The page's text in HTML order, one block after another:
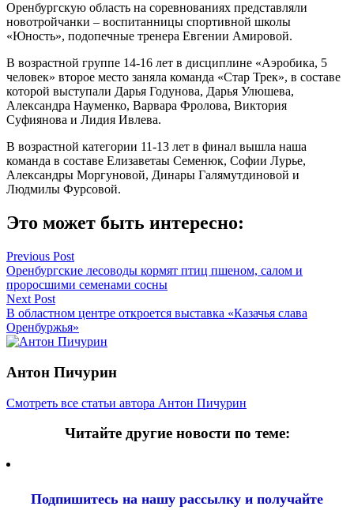
Оренбургскую область на соревнованиях представляли
новотройчанки – воспитанницы спортивной школы
«Юность», подопечные тренера Евгении Амировой.
В возрастной группе 14-16 лет в дисциплине «Аэробика, 5
человек» второе место заняла команда «Стар Трек», в составе
которой выступали Дарья Годунова, Дарья Улюшева,
Александра Науменко, Варвара Фролова, Виктория
Суфиянова и Лидия Ивлева.
В возрастной категории 11-13 лет в финал вышла наша
команда в составе Елизаветаы Семенюк, Софии Лурье,
Александры Моргуновой, Динары Галямутдиновой и
Людмилы Фурсовой.
Это может быть интересно:
Навигация
по
записям
Previous Post
Оренбургские лесоводы кормят птиц пшеном, салом и
проросшими семенами сосны
Next Post
В областном центре откроется выставка «Казачья слава
Оренбуржья»
Антон Пичурин
Смотреть все статьи автора Антон Пичурин
Читайте другие новости по теме:
Подпишитесь на нашу рассылку и получайте